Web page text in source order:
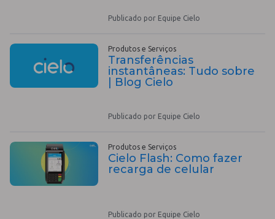
Publicado por Equipe Cielo
Produtos e Serviços
Transferências
instantâneas: Tudo sobre
| Blog Cielo
Publicado por Equipe Cielo
Produtos e Serviços
Cielo Flash: Como fazer
recarga de celular
Publicado por Equipe Cielo